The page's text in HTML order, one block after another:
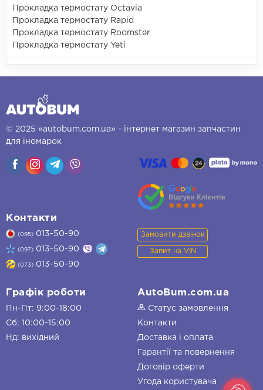
Прокладка термостату Octavia
Прокладка термостату Rapid
Прокладка термостату Roomster
Прокладка термостату Yeti
© 2025 «autobum.com.ua» - інтернет магазин запчастин
для іномарок
Контакти
(095) 013-50-90
(097) 013-50-90
(073) 013-50-90
Замовити дзвінок
Запит на VIN
Графік роботи
Пн-Пт: 9:00-18:00
Сб: 10:00-15:00
Нд: вихідний
AutoBum.com.ua
Статус замовлення
Контакти
Доставка і оплата
Гарантії та повернення
Договір оферти
Угода користувача